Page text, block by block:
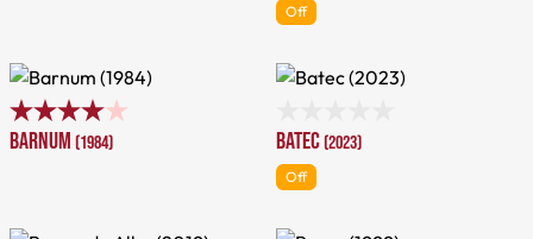
Off
Barnum (1984) Batec(2023)
Off